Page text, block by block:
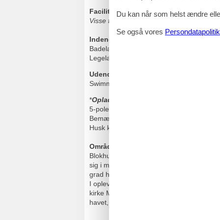
Faciliteter
Visse faciliteter er mod betaling
Indendørs
Badeland · Swimmingpool ·
Legeland ·
Udendørs
Swimmingpool · Trampolin · Volleyball ·
*Opladning til Elbil
5-polet kraftstik IEC-60309 samt IEC
Bemærk: Alle standere er rå stik uden
Husk kabler!
Området omkring Blokhus Feriecenter
Blokhus byder på rigtig mange
sig i moon-cars, speedbåde, på Mini-
grad har opnået sit populære ry p.g.a. de
I opleve, hvordan saltvandsakvarier og
kirke Mårup. Ved gavlen af den gamle
havet, som til stadighed æder sig ind på
Du kan når som helst ændre
Se også vores Persondatapolitik